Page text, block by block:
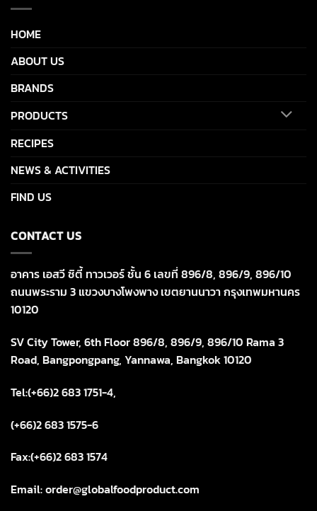
HOME
ABOUT US
BRANDS
PRODUCTS
RECIPES
NEWS & ACTIVITIES
FIND US
CONTACT US
อาคาร เอสวี ซิตี้ ทาวเวอร์ ชั้น 6 เลขที่ 896/8, 896/9, 896/10
ถนนพระราม 3 แขวงบางโพงพาง เขตยานนาวา กรุงเทพมหานคร
10120
SV City Tower, 6th Floor 896/8, 896/9, 896/10 Rama 3
Road, Bangpongpang, Yannawa, Bangkok 10120
Tel:(+66)2 683 1751-4,
(+66)2 683 1575-6
Fax:(+66)2 683 1574
Email: order@globalfoodproduct.com